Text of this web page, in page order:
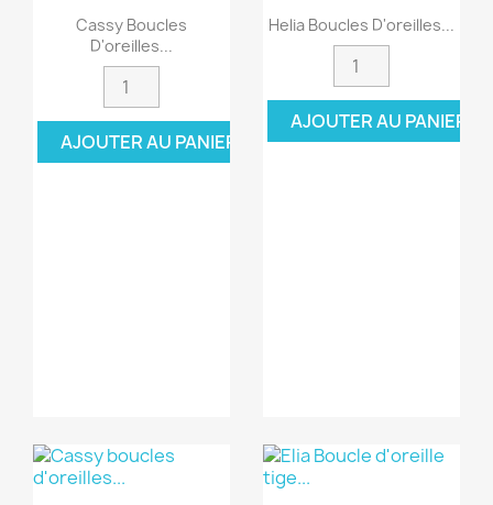
Cassy Boucles
D'oreilles...
AJOUTER AU PANIER
Helia Boucles D'oreilles...
AJOUTER AU PANIER